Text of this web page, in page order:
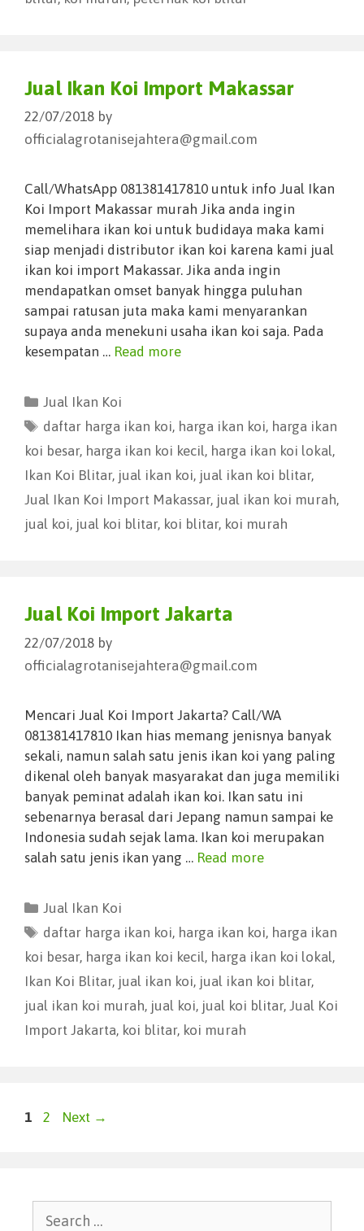
Jual Ikan Koi Import Makassar
22/07/2018 by
officialagrotanisejahtera@gmail.com
Call/WhatsApp 081381417810 untuk info Jual Ikan
Koi Import Makassar murah Jika anda ingin
memelihara ikan koi untuk budidaya maka kami
siap menjadi distributor ikan koi karena kami jual
ikan koi import Makassar. Jika anda ingin
mendapatkan omset banyak hingga puluhan
sampai ratusan juta maka kami menyarankan
supaya anda menekuni usaha ikan koi saja. Pada
kesempatan … Read more
Jual Ikan Koi
daftar harga ikan koi, harga ikan koi, harga ikan
koi besar, harga ikan koi kecil, harga ikan koi lokal,
Ikan Koi Blitar, jual ikan koi, jual ikan koi blitar,
Jual Ikan Koi Import Makassar, jual ikan koi murah,
jual koi, jual koi blitar, koi blitar, koi murah
Jual Koi Import Jakarta
22/07/2018 by
officialagrotanisejahtera@gmail.com
Mencari Jual Koi Import Jakarta? Call/WA
081381417810 Ikan hias memang jenisnya banyak
sekali, namun salah satu jenis ikan koi yang paling
dikenal oleh banyak masyarakat dan juga memiliki
banyak peminat adalah ikan koi. Ikan satu ini
sebenarnya berasal dari Jepang namun sampai ke
Indonesia sudah sejak lama. Ikan koi merupakan
salah satu jenis ikan yang … Read more
Jual Ikan Koi
daftar harga ikan koi, harga ikan koi, harga ikan
koi besar, harga ikan koi kecil, harga ikan koi lokal,
Ikan Koi Blitar, jual ikan koi, jual ikan koi blitar,
jual ikan koi murah, jual koi, jual koi blitar, Jual Koi
Import Jakarta, koi blitar, koi murah
1 2 Next →